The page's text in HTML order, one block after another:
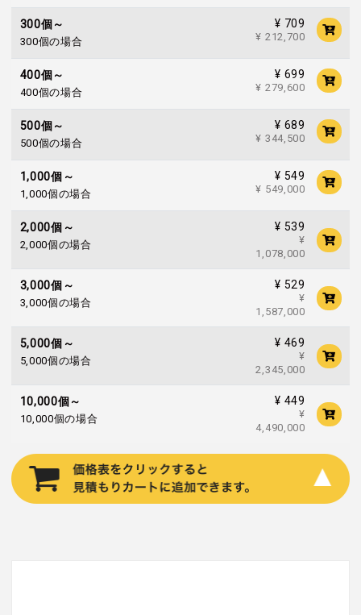
300個～
300個の場合
¥ 709
¥ 212,700
400個～
400個の場合
¥ 699
¥ 279,600
500個～
500個の場合
¥ 689
¥ 344,500
1,000個～
1,000個の場合
¥ 549
¥ 549,000
2,000個～
2,000個の場合
¥ 539
¥
1,078,000
3,000個～
3,000個の場合
¥ 529
¥
1,587,000
5,000個～
5,000個の場合
¥ 469
¥
2,345,000
10,000個～
10,000個の場合
¥ 449
¥
4,490,000